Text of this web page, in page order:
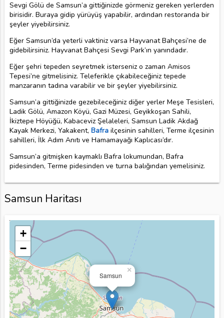
Sevgi Gölü de Samsun’a gittiğinizde görmeniz gereken yerlerden
birisidir. Buraya gidip yürüyüş yapabilir, ardından restoranda bir
şeyler yiyebilirsiniz.
Eğer Samsun’da yeterli vaktiniz varsa Hayvanat Bahçesi’ne de
gidebilirsiniz. Hayvanat Bahçesi Sevgi Park’ın yanındadır.
Eğer şehri tepeden seyretmek isterseniz o zaman Amisos
Tepesi’ne gitmelisiniz. Teleferikle çıkabileceğiniz tepede
manzaranın tadına varabilir ve bir şeyler yiyebilirsiniz.
Samsun’a gittiğinizde gezebileceğiniz diğer yerler Meşe Tesisleri,
Ladik Gölü, Amazon Köyü, Gazi Müzesi, Geyikkoşan Sahili,
İkiztepe Höyüğü, Kabaceviz Şelaleleri, Samsun Ladik Akdağ
Kayak Merkezi, Yakakent, Bafrailçesinin sahilleri, Terme ilçesinin
sahilleri, İlk Adım Anıtı ve Hamamayağı Kaplıcası’dır.
Samsun’a gitmişken kaymaklı Bafra lokumundan, Bafra
pidesinden, Terme pidesinden ve turna balığından yemelisiniz.
Samsun Haritası
Samsun
×
+
−